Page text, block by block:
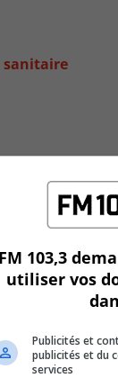
sanitaire
FM 103,3
utiliser vos
Publicités et
publicités et du
services